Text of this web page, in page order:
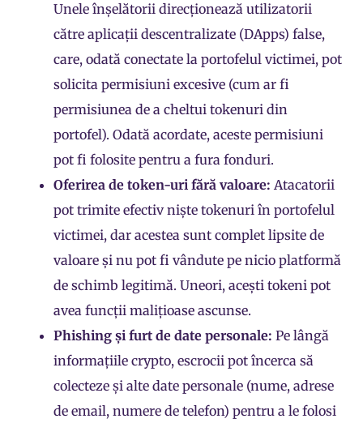
Unele înșelătorii direcționează utilizatorii
către aplicații descentralizate (DApps) false,
care, odată conectate la portofelul victimei, pot
solicita permisiuni excesive (cum ar fi
permisiunea de a cheltui tokenuri din
portofel). Odată acordate, aceste permisiuni
pot fi folosite pentru a fura fonduri.
Oferirea de token-uri fără valoare: Atacatorii
pot trimite efectiv niște tokenuri în portofelul
victimei, dar acestea sunt complet lipsite de
valoare și nu pot fi vândute pe nicio platformă
de schimb legitimă. Uneori, acești tokeni pot
avea funcții malițioase ascunse.
Phishing și furt de date personale: Pe lângă
informațiile crypto, escrocii pot încerca să
colecteze și alte date personale (nume, adrese
de email, numere de telefon) pentru a le folosi